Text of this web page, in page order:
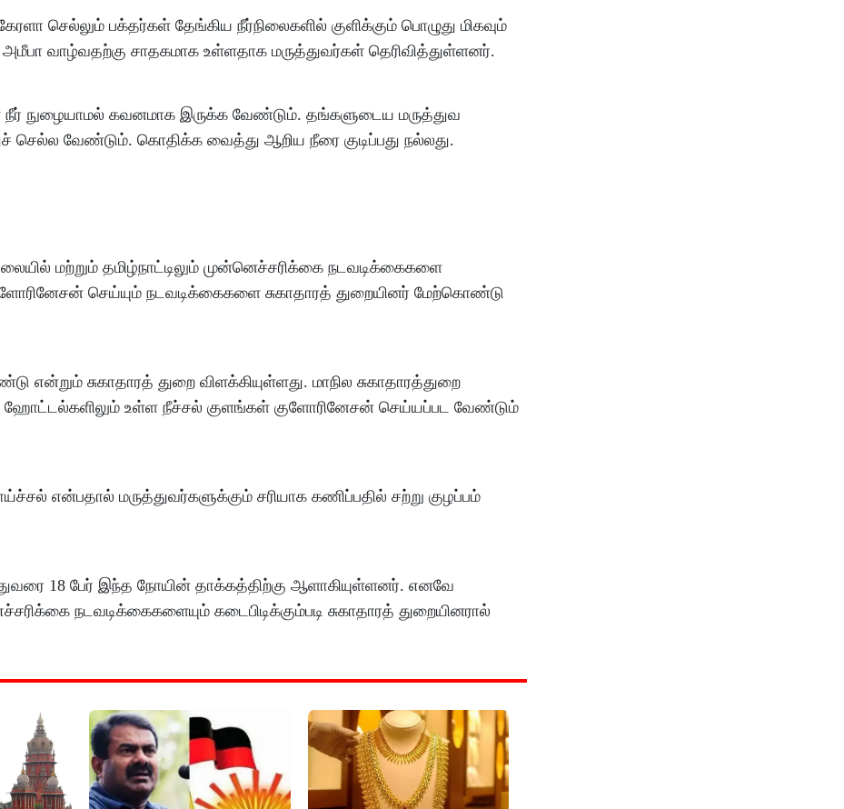
செல்லும் பக்தர்கள் தேங்கிய நீர்நிலைகளில் குளிக்கும் பொழுது மிகவும்
வாழ்வதற்கு சாதகமாக உள்ளதாக மருத்துவர்கள் தெரிவித்துள்ளனர்.
நீர் நுழையாமல் கவனமாக இருக்க வேண்டும். தங்களுடைய மருத்துவ
வேண்டும். கொதிக்க வைத்து ஆறிய நீரை குடிப்பது நல்லது.
மற்றும் தமிழ்நாட்டிலும் முன்னெச்சரிக்கை நடவடிக்கைகளை
செய்யும் நடவடிக்கைகளை சுகாதாரத் துறையினர் மேற்கொண்டு
என்றும் சுகாதாரத் துறை விளக்கியுள்ளது. மாநில சுகாதாரத்துறை
ஹோட்டல்களிலும் உள்ள நீச்சல் குளங்கள் குளோரினேசன் செய்யப்பட வேண்டும்
என்பதால் மருத்துவர்களுக்கும் சரியாக கணிப்பதில் சற்று குழப்பம்
18 பேர் இந்த நோயின் தாக்கத்திற்கு ஆளாகியுள்ளனர். எனவே
நடவடிக்கைகளையும் கடைபிடிக்கும்படி சுகாதாரத் துறையினரால்